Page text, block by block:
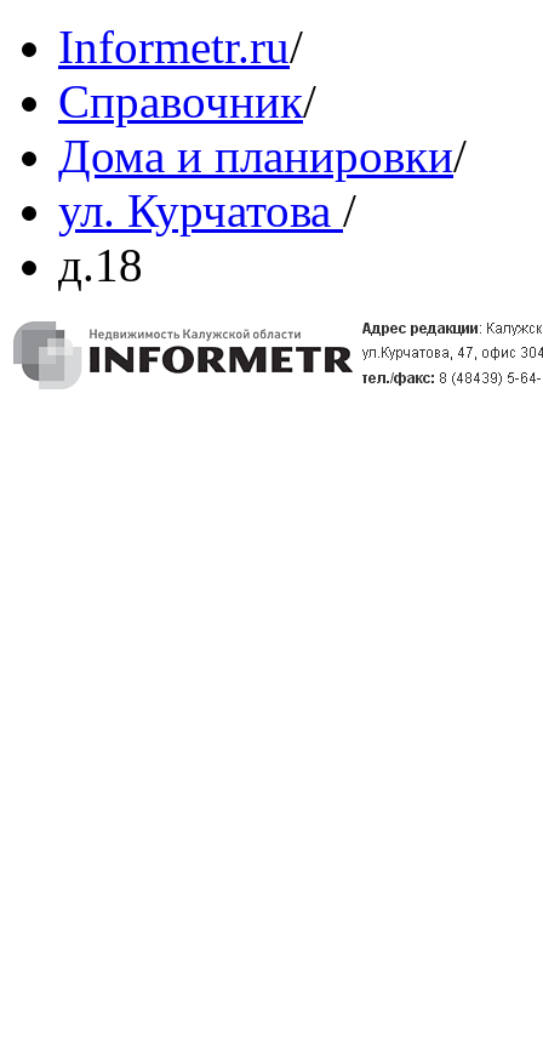
Informetr.ru/
Справочник/
Дома и планировки/
ул. Курчатова /
д.18